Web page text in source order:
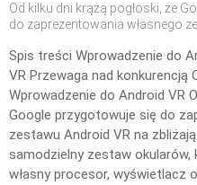
Od kilku dni krążą pogłoski, że
do zaprezentowania własnego
Spis treści Wprowadzenie do
VR Przewaga nad konkurencją
Wprowadzenie do Android VR
Google przygotowuje się do
zestawu Android VR na
samodzielny zestaw
własny procesor, wyświetlacz